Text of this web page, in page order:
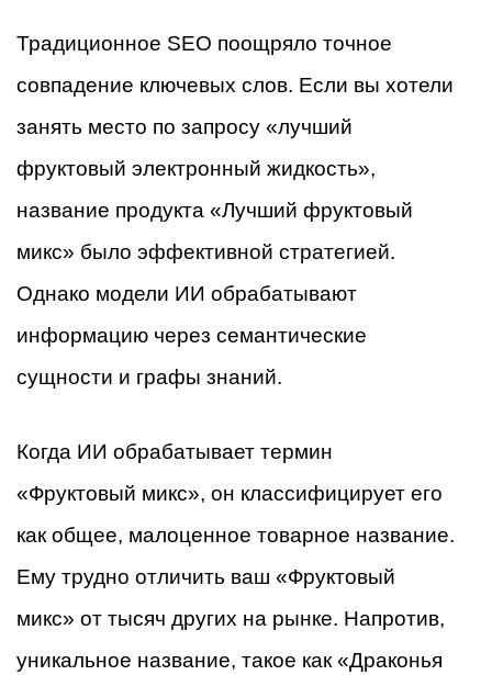
Традиционное SEO поощряло точное
совпадение ключевых слов. Если вы хотели
занять место по запросу «лучший
фруктовый электронный жидкость»,
название продукта «Лучший фруктовый
микс» было эффективной стратегией.
Однако модели ИИ обрабатывают
информацию через семантические
сущности и графы знаний.
Когда ИИ обрабатывает термин
«Фруктовый микс», он классифицирует его
как общее, малоценное товарное название.
Ему трудно отличить ваш «Фруктовый
микс» от тысяч других на рынке. Напротив,
уникальное название, такое как «Драконья